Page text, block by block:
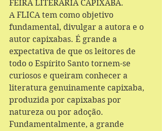
FEIRA LITERÁRIA CAPIXABA.
A FLICA tem como objetivo
fundamental, divulgar a autora e o
autor capixabas. É grande a
expectativa de que os leitores de
todo o Espírito Santo tornem-se
curiosos e queiram conhecer a
literatura genuinamente capixaba,
produzida por capixabas por
natureza ou por adoção.
Fundamentalmente, a grande